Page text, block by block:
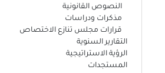
النصوص القانونية
مذكرات ودراسات
قرارات مجلس تنازع الاختصاص
التقارير السنوية
الرؤية الاستراتيجية
المستجدات